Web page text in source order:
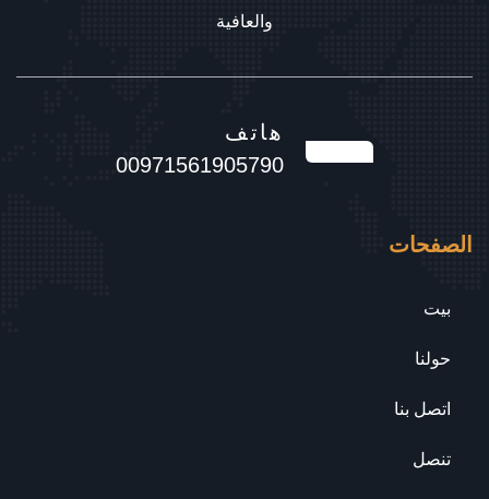
والعافية
هاتف
00971561905790
الصفحات
بيت
حولنا
اتصل بنا
تنصل